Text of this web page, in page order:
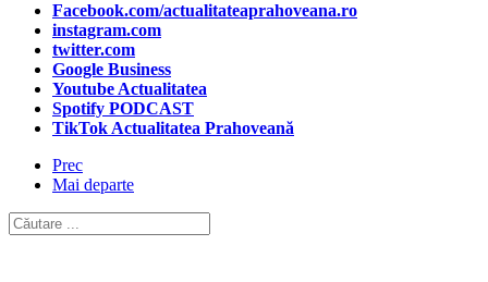
Facebook.com/actualitateaprahoveana.ro
instagram.com
twitter.com
Google Business
Youtube Actualitatea
Spotify PODCAST
TikTok Actualitatea Prahoveană
Prec
Mai departe